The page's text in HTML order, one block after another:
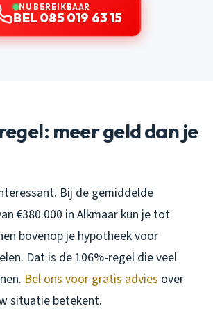
NU BEREIKBAAR
BEL 085 019 63 15
meer geld dan je
Bij de gemiddelde
€380.000 in Alkmaar kun je tot
bovenop je hypotheek voor
Dat is de 106%-regel die veel
Bel ons voor gratis advies over
situatie betekent.